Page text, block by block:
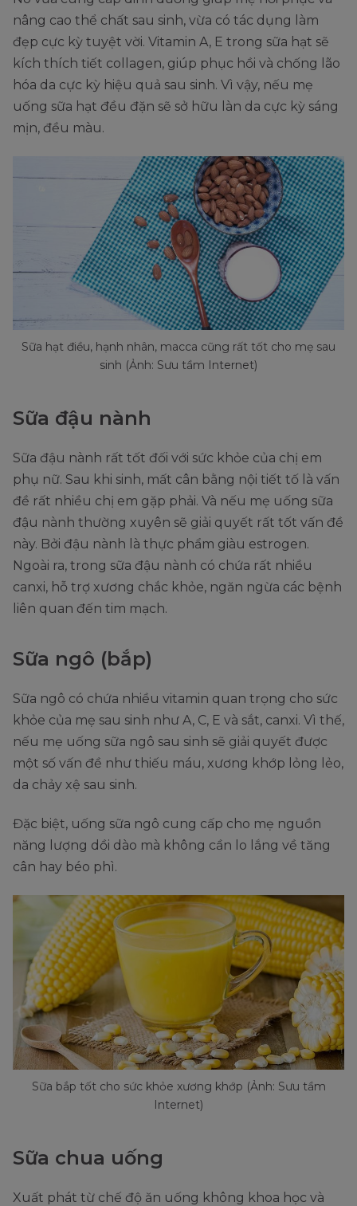
nâng cao thể chất sau sinh, vừa có tác dụng làm
đẹp cực kỳ tuyệt vời. Vitamin A, E trong sữa hạt sẽ
kích thích tiết collagen, giúp phục hồi và chống lão
hóa da cực kỳ hiệu quả sau sinh. Vì vậy, nếu mẹ
uống sữa hạt đều đặn sẽ sở hữu làn da cực kỳ sáng
mịn, đều màu.
Sữa hạt điều, hạnh nhân, macca cũng rất tốt cho mẹ sau
sinh (Ảnh: Sưu tầm Internet)
Sữa đậu nành
Sữa đậu nành rất tốt đối với sức khỏe của chị em
phụ nữ. Sau khi sinh, mất cân bằng nội tiết tố là vấn
đề rất nhiều chị em gặp phải. Và nếu mẹ uống sữa
đậu nành thường xuyên sẽ giải quyết rất tốt vấn đề
này. Bởi đậu nành là thực phẩm giàu estrogen.
Ngoài ra, trong sữa đậu nành có chứa rất nhiều
canxi, hỗ trợ xương chắc khỏe, ngăn ngừa các bệnh
liên quan đến tim mạch.
Sữa ngô (bắp)
Sữa ngô có chứa nhiều vitamin quan trọng cho sức
khỏe của mẹ sau sinh như A, C, E và sắt, canxi. Vì thế,
nếu mẹ uống sữa ngô sau sinh sẽ giải quyết được
một số vấn đề như thiếu máu, xương khớp lỏng lẻo,
da chảy xệ sau sinh.
Đặc biệt, uống sữa ngô cung cấp cho mẹ nguồn
năng lượng dồi dào mà không cần lo lắng về tăng
cân hay béo phì.
Sữa bắp tốt cho sức khỏe xương khớp (Ảnh: Sưu tầm
Internet)
Sữa chua uống
Xuất phát từ chế độ ăn uống không khoa học và